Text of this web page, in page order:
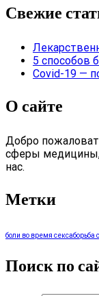
Свежие
5 способов
Covid-19 —
О сайте
Добро
сферы медицины,
нас.
Метки
боли во время сексаборьба
Поиск по